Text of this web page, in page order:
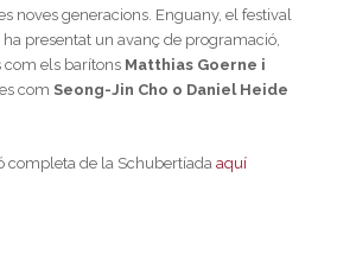
noves generacions. Enguany, el festival
presentat un avanç de programació,
els barítons Matthias Goerne i
comSeong-Jin Cho o Daniel Heide
completa de la Schubertíadaaquí